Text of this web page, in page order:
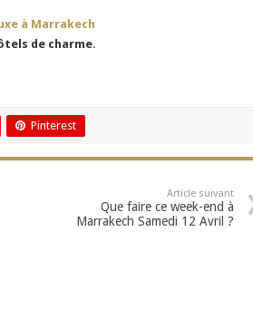
à Marrakech
de charme.
Pinterest
Article suivant
Que faire ce week-end à
Marrakech Samedi 12 Avril ?